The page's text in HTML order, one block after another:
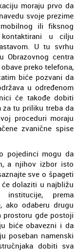
moraju prvo da
svoje prezime
ili fiksnog
u cilju
U tu svrhu
Obrazovnog centra
preko telefona,
biće pozvani da
u određenom
će takođe dobiti
za tu priliku treba da
proceduri moraju
zvanične spise
pojedinci mogu da
a njihov izbor isto
sve o špageti
dolaziti u najbližu
institucije, prema
ako odaberu drugu
gde postoji
biće obavezni i da
poseban namenski
dobiti sva